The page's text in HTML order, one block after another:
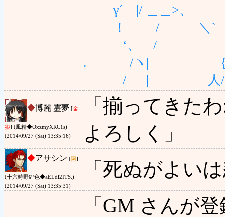
γ´ |/ ＿＿
！ / ＼` ..
‘、 / >､ `ー
. /ヽ| ｛ /￣￣
/ | 人/
◆博麗 霊夢 [金
狼] (風精◆OxzmyXRC1s)
(2014/09/27 (Sat) 13:35:16)
「揃ってきた
よろしく」
◆アサシン [阿]
(十六時野緋色◆aELdi2ITS.)
(2014/09/27 (Sat) 13:35:31)
「死ぬがよい
「GM さんが